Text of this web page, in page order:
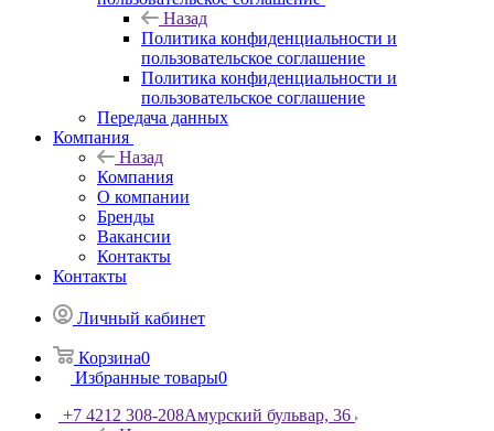
Назад
Политика конфиденциальности и
пользовательское соглашение
Политика конфиденциальности и
пользовательское соглашение
Передача данных
Компания
Назад
Компания
О компании
Бренды
Вакансии
Контакты
Контакты
Личный кабинет
Корзина0
Избранные товары0
+7 4212 308-208Амурский бульвар, 36